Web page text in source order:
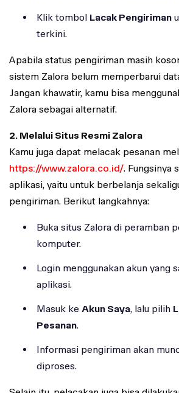
Klik tombol Lacak Pengiriman
terkini.
Apabila status pengiriman masih
sistem Zalora belum memperbarui
Jangan khawatir, kamu bisa
Zalora sebagai alternatif.
2. Melalui Situs Resmi Zalora
Kamu juga dapat melacak pesanan
https://www.zalora.co.id/. Fungsinya
aplikasi, yaitu untuk berbelanja
pengiriman. Berikut langkahnya:
Buka situs Zalora di peramban
komputer.
Login menggunakan akun yang
aplikasi.
Masuk ke Akun Saya, lalu pilih
Pesanan.
Informasi pengiriman akan
diproses.